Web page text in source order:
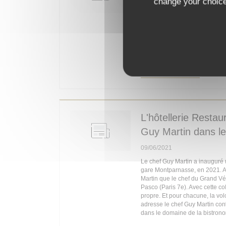
après Pasco, et sans omettre
cuisine ne change sus la
l’on connut jadis en Corse,
L'hôtellerie
Guy Martin dans
09/06/2021
Le chef Guy Martin a
gare Montparnasse, en 2021.
Martin que le chef du Grand
Pasco (Paris 7e). Avec cette
propre. Et pour chacune, la
adresse le chef Guy Martin
dans le domaine de la